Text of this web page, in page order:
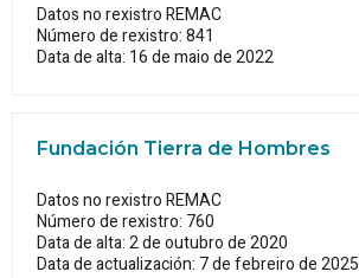
Datos no rexistro REMAC
Número de rexistro: 841
Data de alta: 16 de maio de 2022
Fundación Tierra de Hombres
Datos no rexistro REMAC
Número de rexistro: 760
Data de alta: 2 de outubro de 2020
Data de actualización: 7 de febreiro de 2025